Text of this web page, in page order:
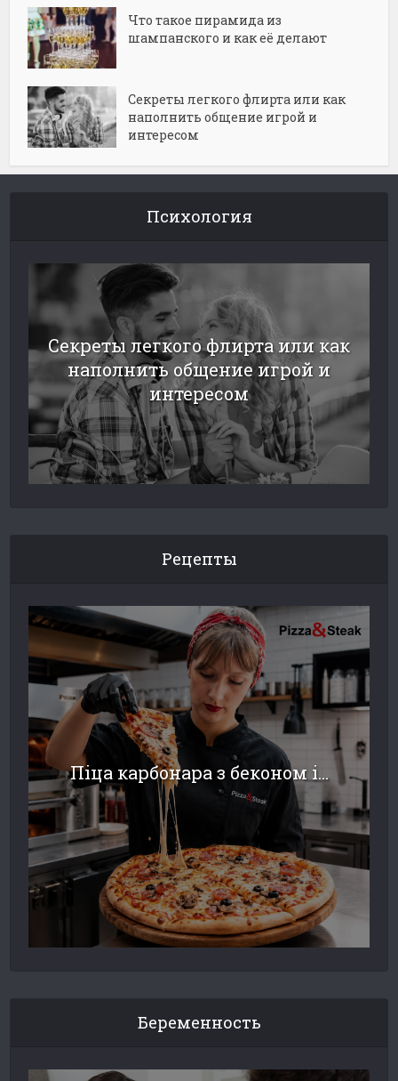
Что такое пирамида из
шампанского и как её делают
Секреты легкого флирта или как
наполнить общение игрой и
интересом
Психология
Секреты легкого флирта или как
наполнить общение игрой и
интересом
Рецепты
Піца карбонара з беконом і...
Беременность